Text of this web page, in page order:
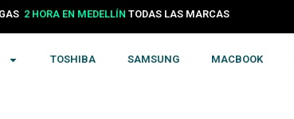
2 HORA EN MEDELLÍN
24 HORAS EN COLOMBIA TODAS LAS MARCAS
TOSHIBA SAMSUNG MACBOOK